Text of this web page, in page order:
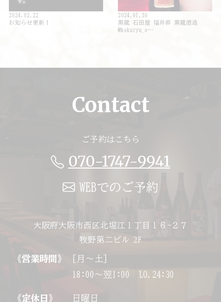
2024.02.22
お知らせ更新！
2024.01.30
黒龍 石田屋 福井県 黒龍酒造
@kokuryu_o…
Contact
ご予約はこちら
070-1747-9941
WEBでのご予約
大阪府大阪市西区北堀江１丁目１６−２７
牧野第二ビル 2F
《営業時間》
[月～土]
18:00～翌1:00 LO.24:30
《定休日》 日曜日